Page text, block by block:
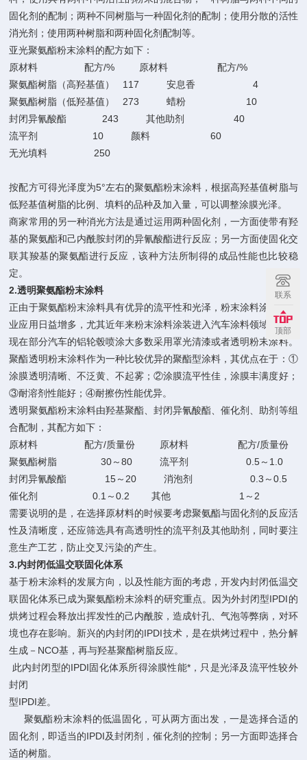
固化剂的配制；两种不同树脂与一种固化剂的配制；使用分散的活性
消光剂；使用两种树脂和两种固化剂配制等。
亚光聚氨酯粉末涂料的配方如下：
原材料 配方/% 原材料 配方/%
聚氨酯树脂（高羟基值） 117 安息香 4
聚氨酯树脂（低羟基值） 273 蜡粉 10
封闭异氰酸酯 243 其他助剂 40
流平剂 10 颜料 60
无光填料 250
按配方可得光泽度为5°左右的聚氨酯粉末涂料，根据高羟基值树脂与
低羟基值树脂的比例、填料的品种及加入量，可以调整涂膜光泽。
商家常用的另一种消光方法是通过运用两种固化剂，一方面使带有羟
基的聚氨酯和己内酰胺封闭的异氰酸酯进行反应；另一方面使固化交
联其羧基的聚氨酯进行反应，该种方法所制得的成品性能也比较稳
定。
2.透明聚氨酯粉末涂料
正由于聚氨酯粉末涂料具有优异的流平性和光泽，粉末涂料涂装的工
业应用日益增多，尤其近年来粉末涂料涂装进入汽车涂料领域。例如
现在部分汽车的铝轮毂喷涂大多数采用罩光清漆或者透明粉末涂料。
聚酯透明粉末涂料作为一种比较优异的聚酯型涂料，其优点在于：①
涂膜透明清晰、不泛黄、不起雾；②涂膜流平性佳，涂膜丰满度好；
③耐溶剂性能好；④耐擦伤性能优异。
透明聚氨酯粉末涂料由羟基聚酯、封闭异氰酸酯、催化剂、助剂等组
合配制，其配方如下：
原材料 配方/质量份 原材料 配方/质量份
聚氨酯树脂 30～80 流平剂 0.5～1.0
封闭异氰酸酯 15～20 消泡剂 0.3～0.5
催化剂 0.1～0.2 其他 1～2
需要说明的是，在选择原材料的时候要考虑聚氨酯与固化剂的反应活
性及清晰度，还应筛选具有高透明性的流平剂及其他助剂，同时要注
意生产工艺，防止交叉污染的产生。
3.内封闭低温交联固化体系
基于粉末涂料的发展方向，以及性能方面的考虑，开发内封闭低温交
联固化体系已成为聚氨酯粉末涂料的研究重点。因为外封闭型IPDI的
烘烤过程会释放出挥发性的己内酰胺，造成针孔、气泡等弊病，对环
境也存在影响。新兴的内封闭的IPDI技术，是在烘烤过程中，热分解
生成－NCO基，再与羟基聚酯树脂反应。
此内封闭型的IPDI固化体系所得涂膜性能*，只是光泽及流平性较外
封闭
型IPDI差。
聚氨酯粉末涂料的低温固化，可从两方面出发，一是选择合适的
固化剂，即适当的IPDI及封闭剂，催化剂的控制；另一方面即选择合
适的树脂。
联系
顶部